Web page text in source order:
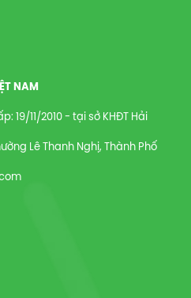
NAM
19/11/2010 - tại sở KHĐT Hải
Lê Thanh Nghị, Thành Phố